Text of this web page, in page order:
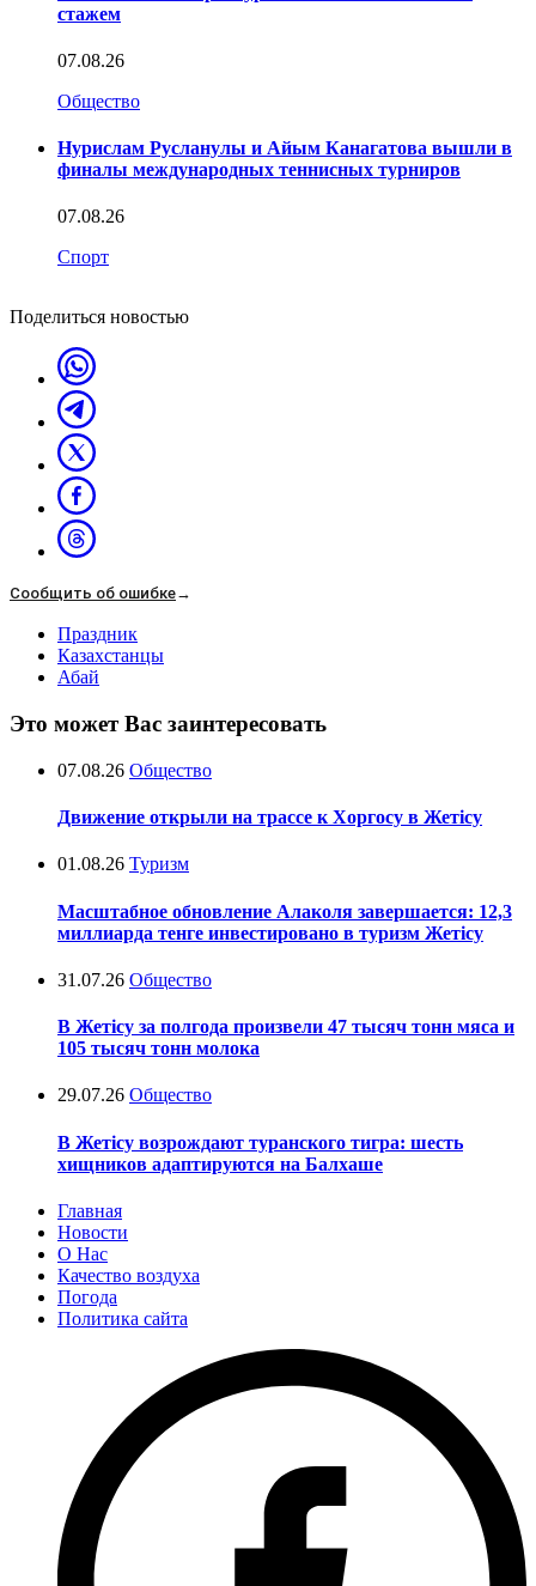
стажем
07.08.26
Общество
Нурислам Русланулы и Айым Канагатова вышли в
финалы международных теннисных турниров
07.08.26
Спорт
Поделиться новостью
Сообщить об ошибке→
Праздник
Казахстанцы
Абай
Это может Вас заинтересовать
07.08.26 Общество
Движение открыли на трассе к Хоргосу в Жетісу
01.08.26 Туризм
Масштабное обновление Алаколя завершается: 12,3
миллиарда тенге инвестировано в туризм Жетісу
31.07.26 Общество
В Жетісу за полгода произвели 47 тысяч тонн мяса и
105 тысяч тонн молока
29.07.26 Общество
В Жетісу возрождают туранского тигра: шесть
хищников адаптируются на Балхаше
Главная
Новости
О Нас
Качество воздуха
Погода
Политика сайта